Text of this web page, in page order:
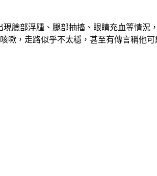
臉部浮腫、腿部抽搐、眼睛充血等情況
嗽，走路似乎不太穩，甚至有傳言稱他